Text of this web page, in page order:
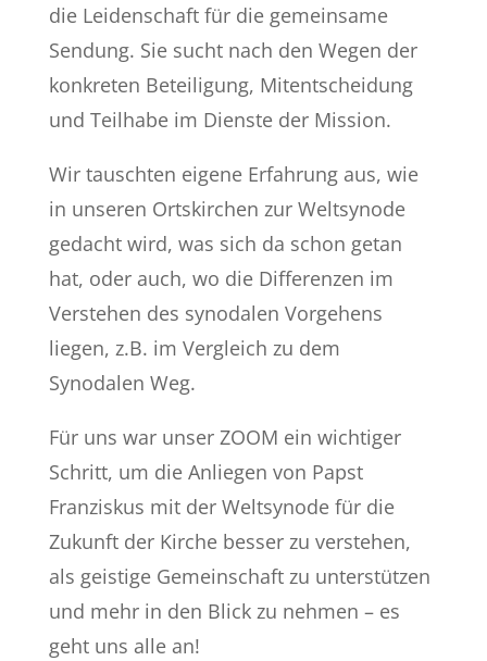
die Leidenschaft für die gemeinsame
Sendung. Sie sucht nach den Wegen der
konkreten Beteiligung, Mitentscheidung
und Teilhabe im Dienste der Mission.
Wir tauschten eigene Erfahrung aus, wie
in unseren Ortskirchen zur Weltsynode
gedacht wird, was sich da schon getan
hat, oder auch, wo die Differenzen im
Verstehen des synodalen Vorgehens
liegen, z.B. im Vergleich zu dem
Synodalen Weg.
Für uns war unser ZOOM ein wichtiger
Schritt, um die Anliegen von Papst
Franziskus mit der Weltsynode für die
Zukunft der Kirche besser zu verstehen,
als geistige Gemeinschaft zu unterstützen
und mehr in den Blick zu nehmen – es
geht uns alle an!